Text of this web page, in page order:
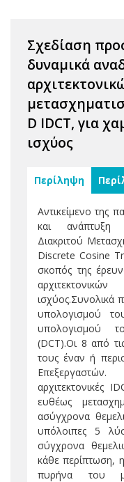
Σχεδίαση
δυναμικά
D IDCT, για
ισχύος
Περίληψη
Αντικείμενο της
και ανάπτυξη
Διακριτού
Discrete Cosine
σκοπός της
ισχύος.Συνολικά
υπολογισμού
υπολογισμού
(DCT).Οι 8 από
τους έναν ή
αρχιτεκτονικές
ευθέως
ασύγχρονα
υπόλοιπες 5
σύγχρονα
κάθε περίπτωση,
πυρήνα του